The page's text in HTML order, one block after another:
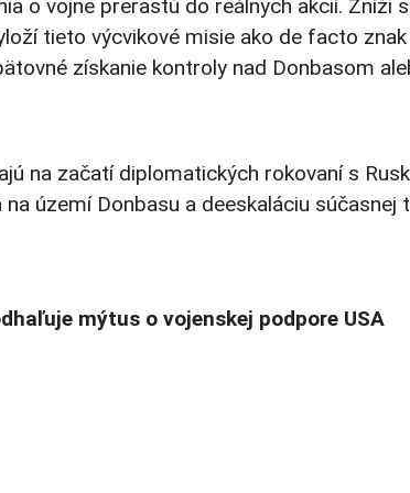
o vojne prerastú do reálnych akcií. Zníži
tieto výcvikové misie ako de facto znak
získanie kontroly nad Donbasom
na začatí diplomatických rokovaní s
území Donbasu a deeskaláciu súčasnej
mýtus o vojenskej podpore USA